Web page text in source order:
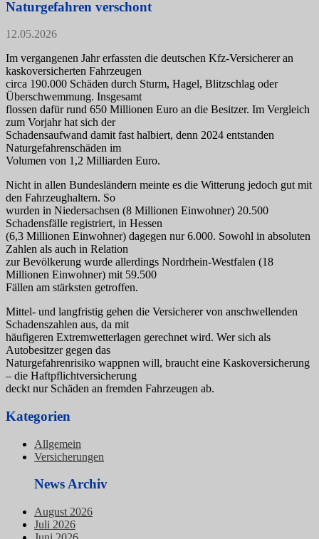
Naturgefahren verschont
12.05.2026
Im vergangenen Jahr erfassten die deutschen Kfz-Versicherer an
kaskoversicherten Fahrzeugen
circa 190.000 Schäden durch Sturm, Hagel, Blitzschlag oder
Überschwemmung. Insgesamt
flossen dafür rund 650 Millionen Euro an die Besitzer. Im Vergleich
zum Vorjahr hat sich der
Schadensaufwand damit fast halbiert, denn 2024 entstanden
Naturgefahrenschäden im
Volumen von 1,2 Milliarden Euro.
Nicht in allen Bundesländern meinte es die Witterung jedoch gut mit
den Fahrzeughaltern. So
wurden in Niedersachsen (8 Millionen Einwohner) 20.500
Schadensfälle registriert, in Hessen
(6,3 Millionen Einwohner) dagegen nur 6.000. Sowohl in absoluten
Zahlen als auch in Relation
zur Bevölkerung wurde allerdings Nordrhein-Westfalen (18
Millionen Einwohner) mit 59.500
Fällen am stärksten getroffen.
Mittel- und langfristig gehen die Versicherer von anschwellenden
Schadenszahlen aus, da mit
häufigeren Extremwetterlagen gerechnet wird. Wer sich als
Autobesitzer gegen das
Naturgefahrenrisiko wappnen will, braucht eine Kaskoversicherung
– die Haftpflichtversicherung
deckt nur Schäden an fremden Fahrzeugen ab.
Kategorien
Allgemein
Versicherungen
News Archiv
August 2026
Juli 2026